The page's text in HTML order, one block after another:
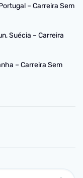
– Carreira Sem
Suécia – Carreira
– Carreira Sem